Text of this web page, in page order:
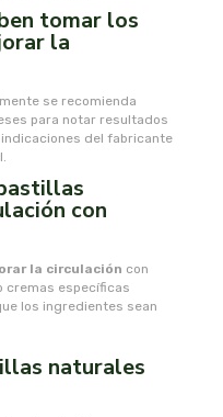
tomar los
la
se recomienda
para notar resultados
del fabricante
con
la circulación con
cremas específicas
los ingredientes sean
naturales